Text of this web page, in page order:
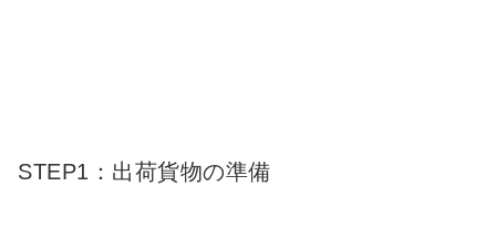
STEP1：出荷貨物の準備